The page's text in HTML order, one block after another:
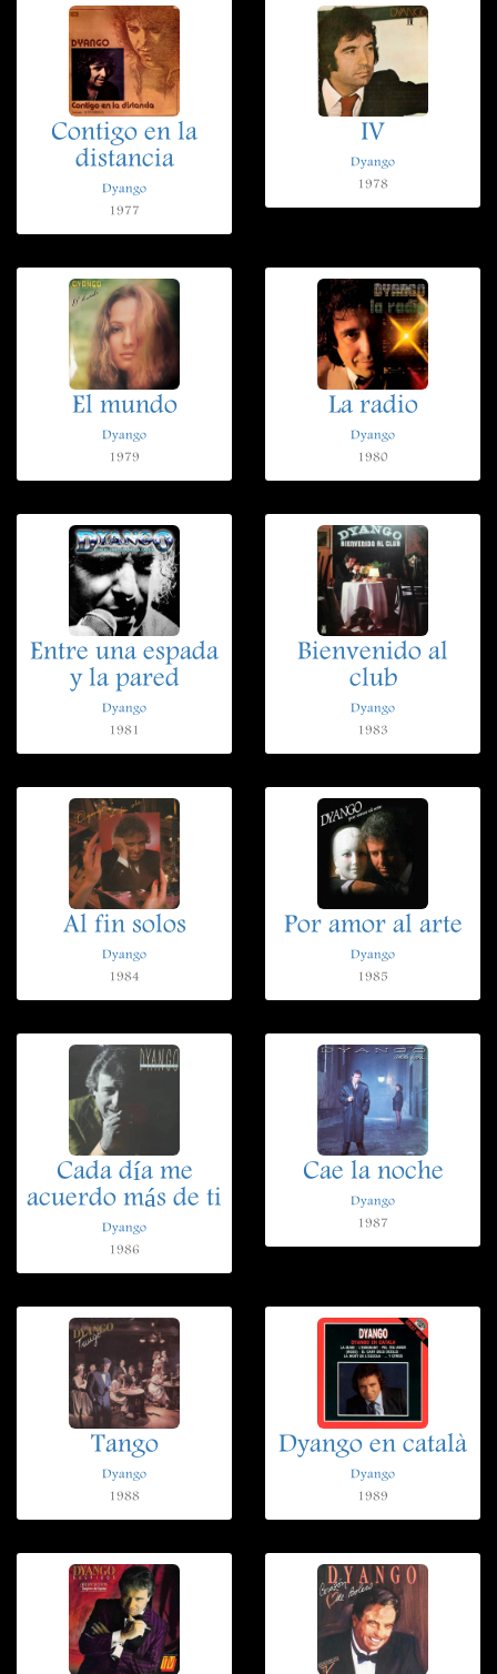
Contigo en la
distancia
Dyango
1977
IV
Dyango
1978
El mundo
Dyango
1979
La radio
Dyango
1980
Entre una espada
y la pared
Dyango
1981
Bienvenido al
club
Dyango
1983
Al fin solos
Dyango
1984
Por amor al arte
Dyango
1985
Cada día me
acuerdo más de ti
Dyango
1986
Cae la noche
Dyango
1987
Tango
Dyango
1988
Dyango en català
Dyango
1989